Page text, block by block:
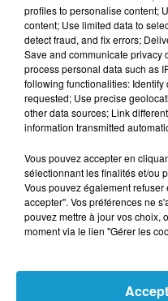
Votre message*
Taille maximum : 500
Votre CV
L'upload de fichier est limité
Votre lettre de
profiles to personalise content;
content; Use limited data to
detect fraud, and fix errors;
Save and communicate privacy
process personal data such as
following functionalities:
requested; Use precise
other data sources; Link
information transmitted
Vous pouvez accepter en
sélectionnant les finalités et/ou
Vous pouvez également
accepter". Vos préférences ne
pouvez mettre à jour vos choix,
moment via le lien "Gérer les